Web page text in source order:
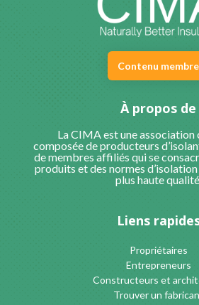
Contenu membre
À propos de
La CIMA est une
composée de producteurs
de membres affiliés qui se
produits et des normes
plus haute
Liens
Propriétaires
Entrepreneurs
Constructeurs et
Trouver un